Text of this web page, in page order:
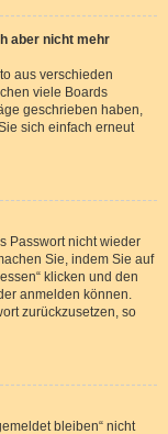
aber nicht mehr
aus verschieden
viele Boards
geschrieben haben,
sich einfach erneut
Passwort nicht wieder
Sie, indem Sie auf
klicken und den
anmelden können.
zurückzusetzen, so
bleiben“ nicht